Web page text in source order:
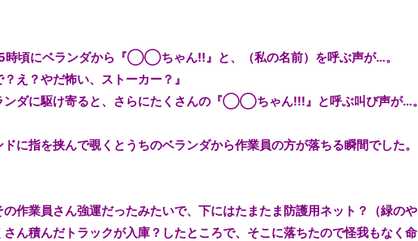
時頃にベランダから『◯◯ちゃん!!』と、（私の名前）を呼ぶ声が…。
？え？やだ怖い、ストーカー？』
ンダに駆け寄ると、さらにたくさんの『◯◯ちゃん!!!』と呼ぶ叫び声が…。
に指を挟んで覗くとうちのベランダから作業員の方が落ちる瞬間でした。
の作業員さん強運だったみたいで、下にはたまたま防護用ネット？（緑のや
ん積んだトラックが入庫？したところで、そこに落ちたので怪我もなく命